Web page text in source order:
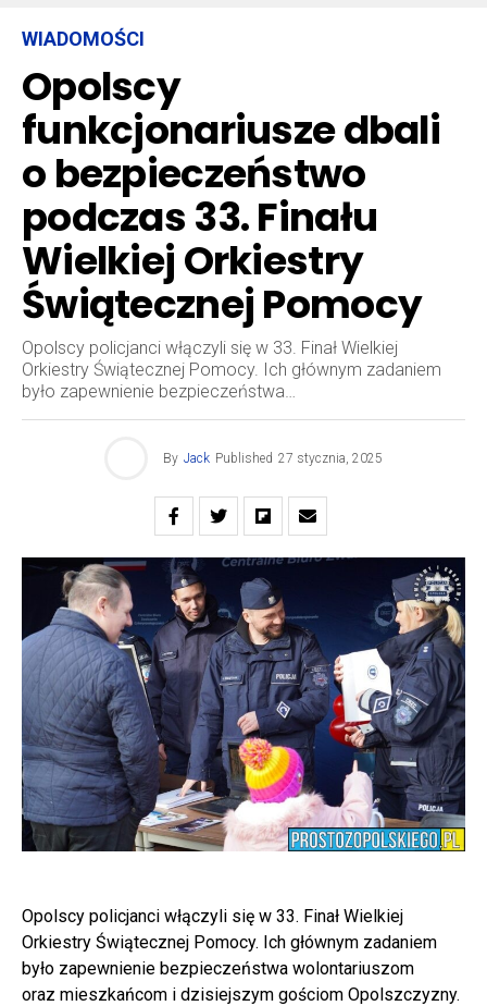
WIADOMOŚCI
Opolscy
funkcjonariusze dbali
o bezpieczeństwo
podczas 33. Finału
Wielkiej Orkiestry
Świątecznej Pomocy
Opolscy policjanci włączyli się w 33. Finał Wielkiej
Orkiestry Świątecznej Pomocy. Ich głównym zadaniem
było zapewnienie bezpieczeństwa…
By Jack Published 27 stycznia, 2025
Opolscy policjanci włączyli się w 33. Finał Wielkiej
Orkiestry Świątecznej Pomocy. Ich głównym zadaniem
było zapewnienie bezpieczeństwa wolontariuszom
oraz mieszkańcom i dzisiejszym gościom Opolszczyzny.